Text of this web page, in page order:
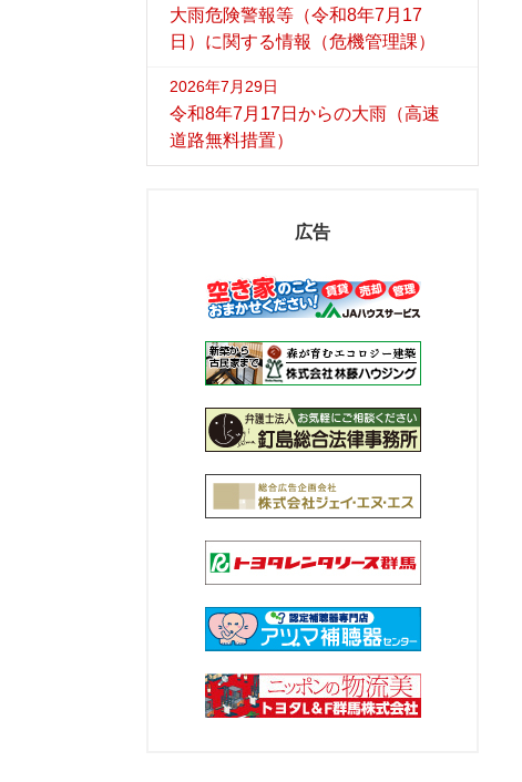
大雨危険警報等（令和8年7月17
日）に関する情報（危機管理課）
2026年7月29日
令和8年7月17日からの大雨（高速
道路無料措置）
広告